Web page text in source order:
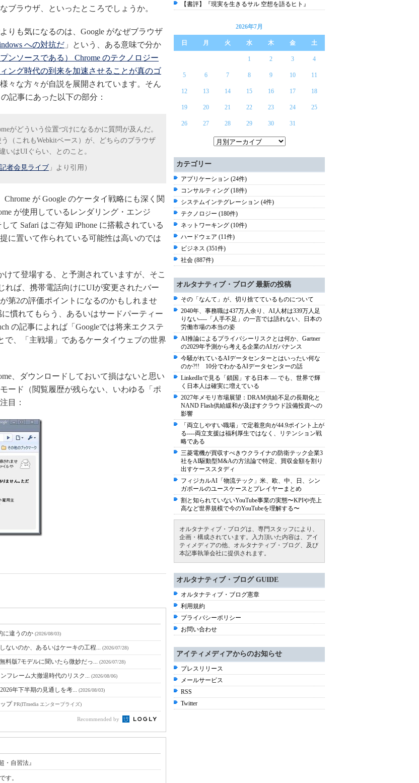
ブラウザ、といったところでしょうか。
りも気になるのは、Google がなぜブラウザ
への対抗だ 」という、ある意味で分か
ンソースである） Chrome のテクノロジー
ング時代の到来を加速させることが真のゴ
々な方々が自説を展開されています。そん
記事にあった以下の部分：
がどういう位置づけになるかに質問が及んだ。
（これもWebkitベース）が、どちらのブラウザ
いはUIぐらい、とのこと。
者会見ライブ 」より引用）
が Google のケータイ戦略にも深く関
が使用しているレンダリング・エンジ
て Safari はご存知 iPhone に搭載されている
置いて作られている可能性は高いのでは
て登場する、と予測されていますが、そこ
れば、携帯電話向けにUIが変更されたバー
第2の評価ポイントになるのかもしれませ
慣れてもらう、あるいはサードパーティー
の記事によれば「Googleでは将来エクステ
で、「主戦場」であるケータイウェブの世界
、ダウンロードしておいて損はないと思い
ード（閲覧履歴が残らない、いわゆる「ポ
目：
に違うのか (2026/08/03)
ないのか、あるいはケーキの工程... (2026/07/28)
料版7モデルに聞いたら微妙だっ... (2026/07/28)
フレーム大撤退時代のリスク... (2026/08/06)
年下半期の見通しを考... (2026/08/03)
プPR(ITmedia エンタープライズ)
Recommended by
・自習法』
す。
【書評】『現実を生きるサル 空想を語るヒト』
2026年7月
日 月 火 水 木 金 土
1 2 3 4
5 6 7 8 9 10 11
12 13 14 15 16 17 18
19 20 21 22 23 24 25
26 27 28 29 30 31
カテゴリー
アプリケーション (24件)
コンサルティング (18件)
システムインテグレーション (4件)
テクノロジー (180件)
ネットワーキング (10件)
ハードウェア (11件)
ビジネス (351件)
社会 (887件)
オルタナティブ・ブログ 最新の投稿
その「なんて」が、切り捨てているものについて
2040年、事務職は437万人余り、AI人材は339万人足
りない----「人手不足」の一言では語れない、日本の
労働市場の本当の姿
AI推論によるプライバシーリスクとは何か、Gartner
の2029年予測から考える企業のAIガバナンス
今騒がれているAIデータセンターとはいったい何な
のか?!! 10分でわかるAIデータセンターの話
LinkedInで見る「鎖国」する日本 ― でも、世界で輝
く日本人は確実に増えている
2027年メモリ市場展望：DRAM供給不足の長期化と
NAND Flash供給緩和が及ぼすクラウド設備投資への
影響
「両立しやすい職場」で定着意向が44.9ポイント上が
る----両立支援は福利厚生ではなく、リテンション戦
略である
三菱電機が買収すべきウクライナの防衛テック企業3
社をAI駆動型M&Aの方法論で特定、買収金額を割り
出すケーススタディ
フィジカルAI「物流テック」米、欧、中、日、シン
ガポールのユースケースとプレイヤーまとめ
割と知られていないYouTube事業の実態〜KPIや売上
高など世界規模で今のYouTubeを理解する〜
オルタナティブ・ブログは、専門スタッフにより、
企画・構成されています。入力頂いた内容は、アイ
ティメディアの他、オルタナティブ・ブログ、及び
本記事執筆会社に提供されます。
オルタナティブ・ブログ GUIDE
オルタナティブ・ブログ憲章
利用規約
プライバシーポリシー
お問い合わせ
アイティメディアからのお知らせ
プレスリリース
メールサービス
RSS
Twitter